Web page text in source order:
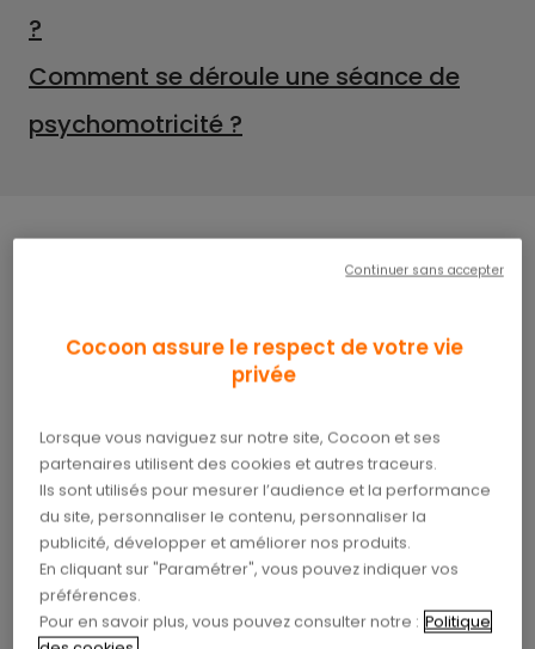
?
Comment se déroule une séance de
psychomotricité ?
discipline
développement psychomoteur de l’enfant, de
l’adolescent ou de l’adulte. Elle s’intéresse aux
social.
Quand consulter un
psychomotricien ?
Il existe de nombreuses raisons de consulter un
psychomotricien. Voici quelques exemples :
Cocoon assure le respect de votre vie
privée
Lorsque vous naviguez sur notre site, Cocoon et ses
partenaires utilisent des cookies et autres traceurs.
Ils sont utilisés pour mesurer l’audience et la performance
du site, personnaliser le contenu, personnaliser la
publicité, développer et améliorer nos produits.
En cliquant sur "Paramétrer", vous pouvez indiquer vos
préférences.
Pour en savoir plus, vous pouvez consulter notre : Politique
Continuer sans accepter